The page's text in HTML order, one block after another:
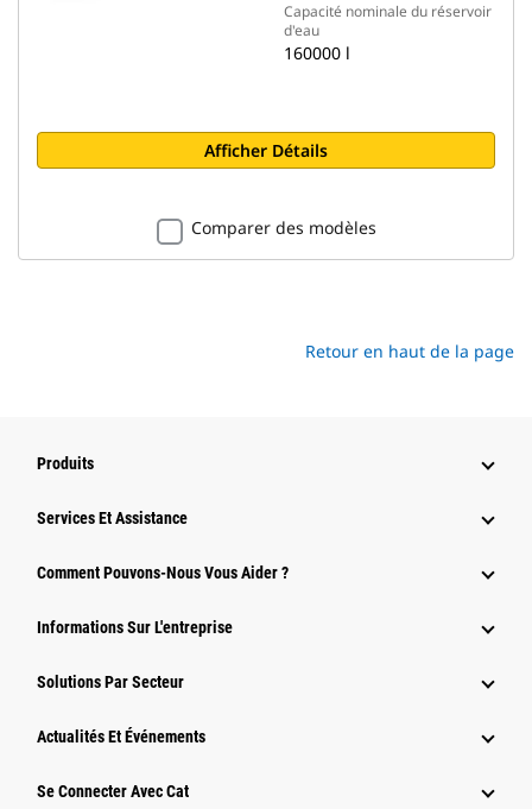
Capacité nominale du réservoir
d'eau
160000 l
Afficher Détails
Comparer des modèles
Retour en haut de la page
Produits
Services Et Assistance
Comment Pouvons-Nous Vous Aider ?
Informations Sur L'entreprise
Solutions Par Secteur
Actualités Et Événements
Se Connecter Avec Cat